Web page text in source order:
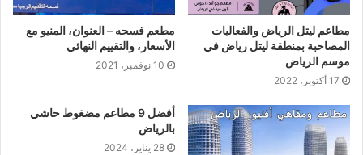
مطاعم ليتل الرياض والفعاليات
المصاحبة بمنطقة ليتل رياض في
موسم الرياض
17 أكتوبر، 2022
مطعم فسحه – العنوان، المنيو مع
الأسعار، والتقييم النهائي
10 نوفمبر، 2021
أفضل 9 مطاعم مضغوط حاشي
بالرياض
28 يناير، 2024